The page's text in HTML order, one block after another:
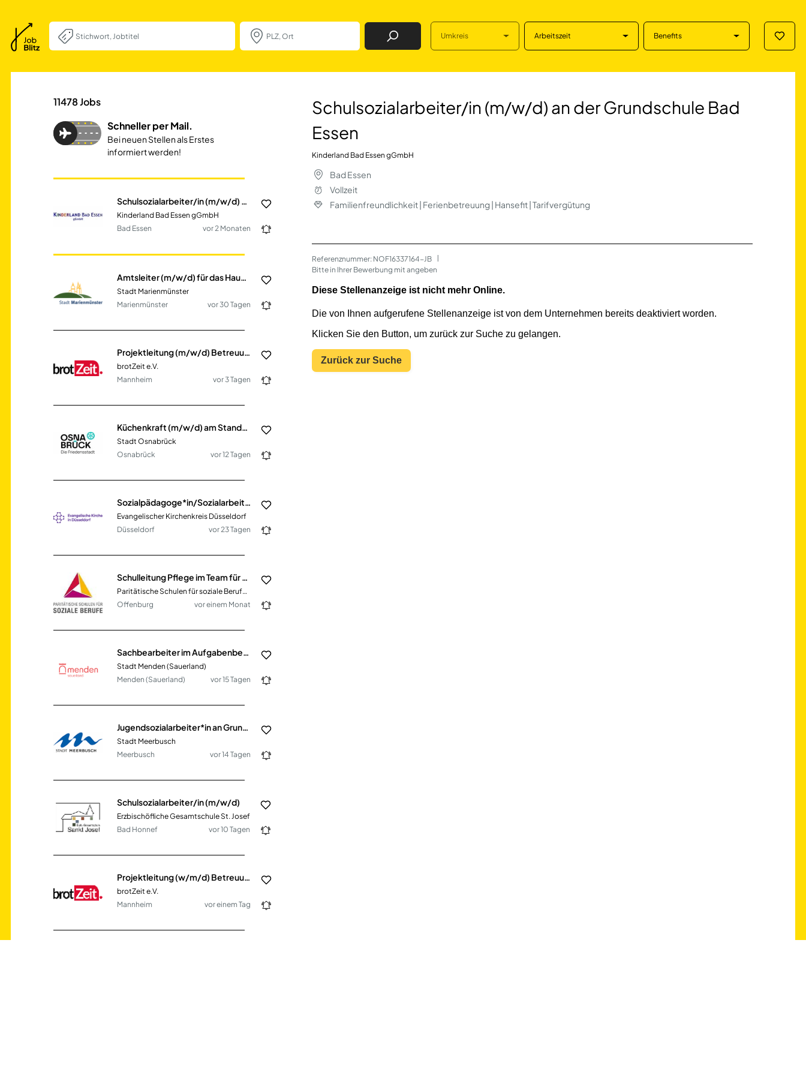
Job Finden Umkreis Arbeitszeit Benefits
Schulsozialarbeiter/in (m/w/d) an der Grundschule
11478Jobs
Schneller per Mail.
Bei neuen Stellen als Erstes
informiert werden!
Kinderland Bad Essen gGmbH
Bad Essen
vor 2 Monaten
Amtsleiter (m/w/d) für das Haupt-, Schul- und Personalamt
Stadt Marienmünster
Marienmünster
vor 30 Tagen
Projektleitung (m/w/d) Betreuung in Schulprojekten Nordbaden
brotZeit e.V.
Mannheim
vor 3 Tagen
Küchenkraft (m/w/d) am Standort Grundschule Hellern im Fachbereich Bildung, Schule und Sport
Stadt Osnabrück
Osnabrück
vor 12 Tagen
Evangelischer Kirchenkreis Düsseldorf
Düsseldorf
vor 23 Tagen
Paritätische Schulen für soziale Berufe gGmbH
Offenburg
vor einem Monat
Stadt Menden (Sauerland)
Menden (Sauerland)
vor 15 Tagen
Jugendsozialarbeiter*in an Grundschulen (m/w/d)
Stadt Meerbusch
Meerbusch
vor 14 Tagen
Schulsozialarbeiter/in (m/w/d)
Erzbischöfliche Gesamtschule St. Josef
Bad Honnef
vor 10 Tagen
Projektleitung (w/m/d) Betreuung in Schulprojekten Nordbaden
brotZeit e.V.
Mannheim
vor einem Tag
Schulsozialarbeiter/in (m/w/d) an der Grundschule Bad
Essen
Kinderland Bad Essen gGmbH
Bad Essen
Vollzeit
Familienfreundlichkeit | Ferienbetreuung | Hansefit | Tarifvergütung
Referenznummer: NOF16337164-JB
Bitte in Ihrer Bewerbung mit angeben